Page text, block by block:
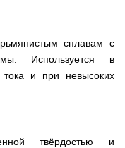
сплавам с
Используется в
тока и при невысоких
твёрдостью и